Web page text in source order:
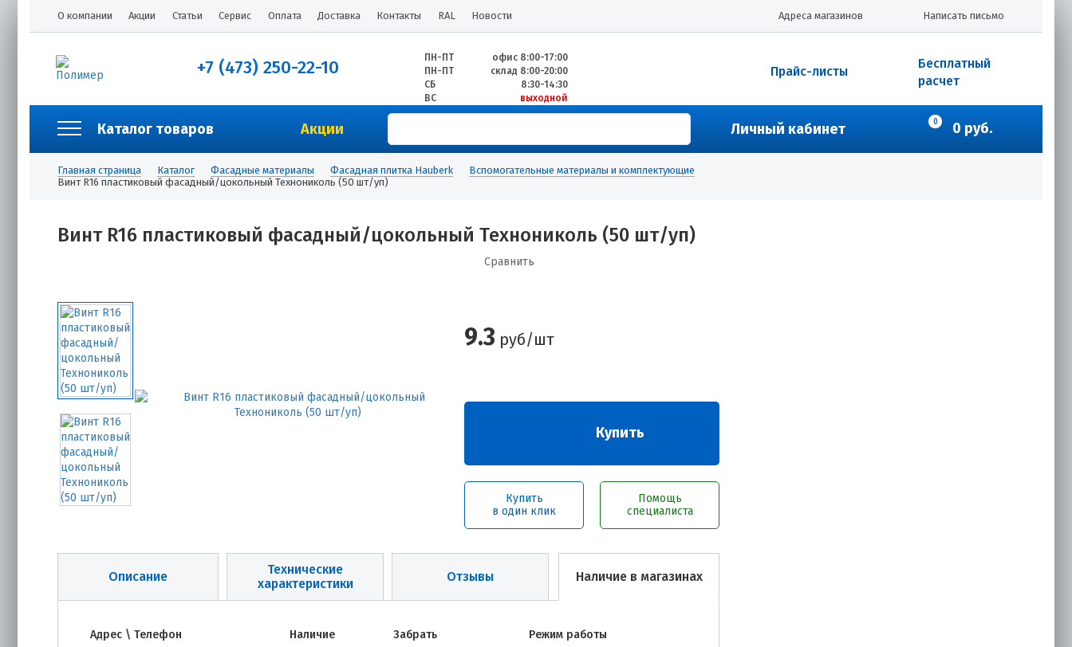
О компании Акции Статьи Сервис Оплата Доставка Контакты RAL Новости Написать письмо
Адреса магазинов
+7 (473) 250-22-10 ПН-ПТ
офис 8:00-17:00
ПН-ПТ
склад 8:00-20:00
СБ
8:30-14:30
ВС
выходной
Бесплатный
расчет
Прайс-листы
Каталог товаров Акции Личный кабинет 0 0 руб.
Главная страница Каталог Фасадные материалы Фасадная плитка Hauberk
Вспомогательные материалы и комплектующие
Винт R16 пластиковый фасадный/цокольный Технониколь (50 шт/уп)
Винт R16 пластиковый фасадный/цокольный Технониколь (50 шт/уп)
Сравнить
9.3 руб/шт
Купить
Купить
в один клик
Помощь
специалиста
Описание
Технические
характеристики
Отзывы Наличие в магазинах
Адрес \ Телефон Наличие Забрать Режим работы